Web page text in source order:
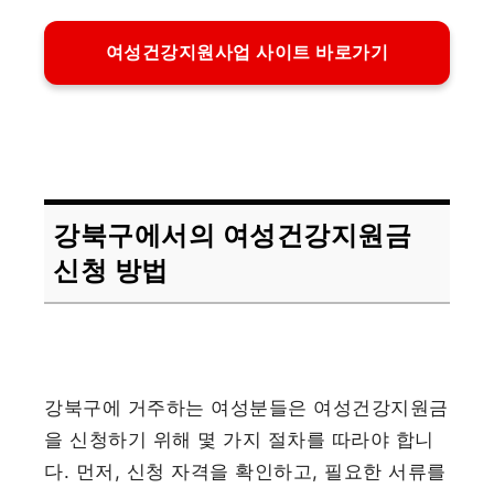
여성건강지원사업 사이트 바로가기
강북구에서의 여성건강지원금
신청 방법
강북구에 거주하는 여성분들은 여성건강지원금
을 신청하기 위해 몇 가지 절차를 따라야 합니
다. 먼저, 신청 자격을 확인하고, 필요한 서류를